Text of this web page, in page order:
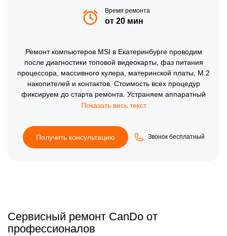
Время ремонта
от 20 мин
Ремонт компьютеров MSI в Екатеринбурге проводим
после диагностики топовой видеокарты, фаз питания
процессора, массивного кулера, материнской платы, M.2
накопителей и контактов. Стоимость всех процедур
фиксируем до старта ремонта. Устраняем аппаратный
перегрев, артефакты на мониторе, отвал компонентов и
бенчмарках, работу локальной сети, звук, порты и
производительность после ремонта.
Получить консультацию Звонок бесплатный
Сервисный ремонт CanDo от
профессионалов